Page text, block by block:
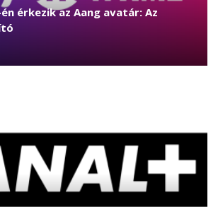
érkezik az Aang avatár: Az